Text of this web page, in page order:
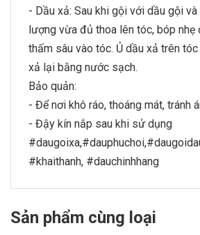
- Dầu xả: Sau khi gội với dầu gội
lượng vừa đủ thoa lên tóc, bóp
thấm sâu vào tóc. Ủ dầu xả trên
xả lại bằng nước sạch.
Bảo quản:
- Để nơi khô ráo, thoáng mát, tránh
- Đậy kín nắp sau khi sử dụng
#khaithanh, #dauchinhhang
Sản phẩm cùng loại